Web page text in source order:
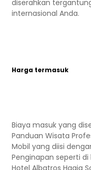
diserahkan
internasional Anda.
Harga termasuk
Biaya masuk yang
Panduan Wisata
Mobil yang diisi
Penginapan seperti di
Hotel Albatros Hagia